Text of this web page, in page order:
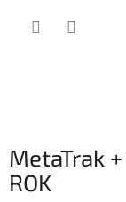
MetaTrak +
ROK